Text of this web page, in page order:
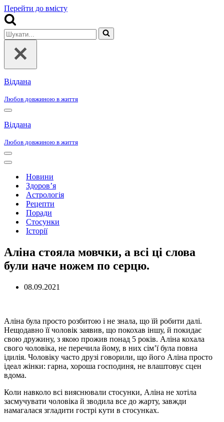
Перейти до вмісту
Шукати...
Віддана
Любов довжиною в життя
Меню
навігації
Віддана
Любов довжиною в життя
Меню
навігації
Меню
навігаціїНовини
Здоров’я
Астрологія
Рецепти
Поради
Стосунки
Історії
Аліна стояла мовчки, а всі ці слова
були наче ножем по серцю.
08.09.2021
Аліна була просто розбитою і не знала, що їй робити далі.
Нещодавно її чоловік заявив, що покохав іншу, й покидає
свою дружину, з якою прожив понад 5 років. Аліна кохала
свого чоловіка, не перечила йому, в них сім’ї була повна
ідилія. Чоловіку часто друзі говорили, що його Аліна просто
ідеал жінки: гарна, хороша господиня, не влаштовує сцен
вдома.
Коли навколо всі вияснювали стосунки, Аліна не хотіла
засмучувати чоловіка й зводила все до жарту, завжди
намагалася згладити гострі кути в стосунках.